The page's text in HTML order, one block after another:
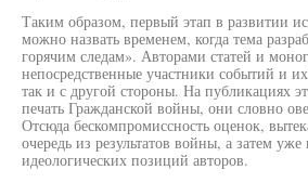
Таким образом, первый этап в развитии
можно назвать временем, когда тема
горячим следам». Авторами статей и
непосредственные участники событий и
так и с другой стороны. На публикациях
печать Гражданской войны, они словно
Отсюда бескомпромиссность оценок,
очередь из результатов войны, а затем
идеологических позиций авторов.